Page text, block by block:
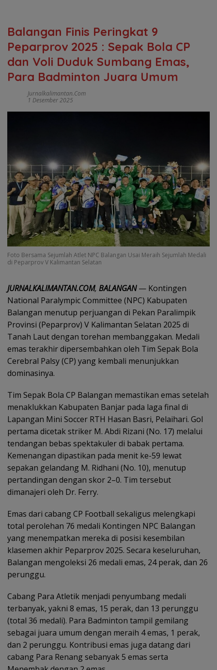
Balangan Finis Peringkat 9
Peparprov 2025 : Sepak Bola CP
dan Voli Duduk Sumbang Emas,
Para Badminton Juara Umum
Jurnalkalimantan.com
1 Desember 2025
Foto Bersama Sejumlah Atlet NPC Balangan Usai Meraih Sejumlah Medali
di Peparprov V Kalimantan Selatan
JURNALKALIMANTAN.COM, BALANGAN— Kontingen
National Paralympic Committee (NPC) Kabupaten
Balangan menutup perjuangan di Pekan Paralimpik
Provinsi (Peparprov) V Kalimantan Selatan 2025 di
Tanah Laut dengan torehan membanggakan. Medali
emas terakhir dipersembahkan oleh Tim Sepak Bola
Cerebral Palsy (CP) yang kembali menunjukkan
dominasinya.
Tim Sepak Bola CP Balangan memastikan emas setelah
menaklukkan Kabupaten Banjar pada laga final di
Lapangan Mini Soccer RTH Hasan Basri, Pelaihari. Gol
pertama dicetak striker M. Abdi Rizani (No. 17) melalui
tendangan bebas spektakuler di babak pertama.
Kemenangan dipastikan pada menit ke-59 lewat
sepakan gelandang M. Ridhani (No. 10), menutup
pertandingan dengan skor 2–0. Tim tersebut
dimanajeri oleh Dr. Ferry.
Emas dari cabang CP Football sekaligus melengkapi
total perolehan 76 medali Kontingen NPC Balangan
yang menempatkan mereka di posisi kesembilan
klasemen akhir Peparprov 2025. Secara keseluruhan,
Balangan mengoleksi 26 medali emas, 24 perak, dan 26
perunggu.
Cabang Para Atletik menjadi penyumbang medali
terbanyak, yakni 8 emas, 15 perak, dan 13 perunggu
(total 36 medali). Para Badminton tampil gemilang
sebagai juara umum dengan meraih 4 emas, 1 perak,
dan 2 perunggu. Kontribusi emas juga datang dari
cabang Para Renang sebanyak 5 emas serta